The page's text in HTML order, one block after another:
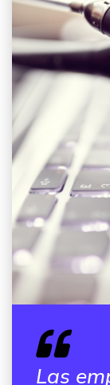
Las